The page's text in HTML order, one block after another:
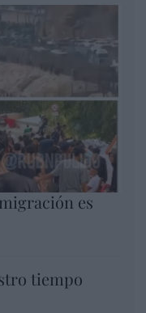
es
tiempo